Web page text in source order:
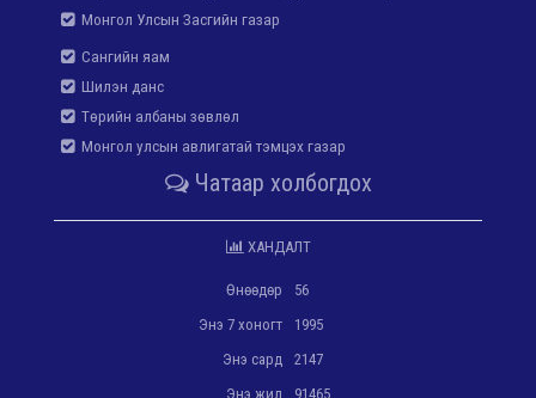
Монгол Улсын Засгийн газар
Сангийн яам
Шилэн данс
Төрийн албаны зөвлөл
Монгол улсын авлигатай тэмцэх газар
Чатаар холбогдох
ХАНДАЛТ
Өнөөдөр
56
Энэ 7 хоногт
1995
Энэ сард
2147
Энэ жил
91465